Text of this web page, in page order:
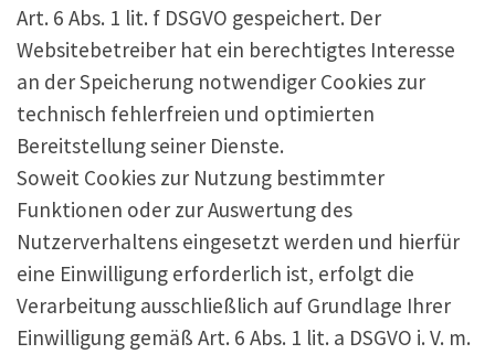
Art. 6 Abs. 1 lit. f DSGVO gespeichert. Der
Websitebetreiber hat ein berechtigtes Interesse
an der Speicherung notwendiger Cookies zur
technisch fehlerfreien und optimierten
Bereitstellung seiner Dienste.
Soweit Cookies zur Nutzung bestimmter
Funktionen oder zur Auswertung des
Nutzerverhaltens eingesetzt werden und hierfür
eine Einwilligung erforderlich ist, erfolgt die
Verarbeitung ausschließlich auf Grundlage Ihrer
Einwilligung gemäß Art. 6 Abs. 1 lit. a DSGVO i. V. m.